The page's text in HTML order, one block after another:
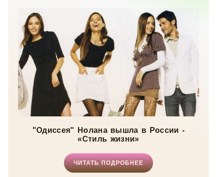
"Одиссея" Нолана вышла в России -
«Стиль жизни»
ЧИТАТЬ ПОДРОБНЕЕ